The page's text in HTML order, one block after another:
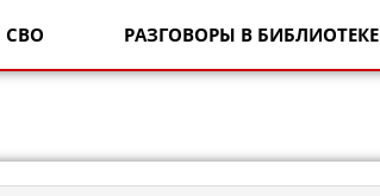
СВО РАЗГОВОРЫ В БИБЛИОТЕКЕ